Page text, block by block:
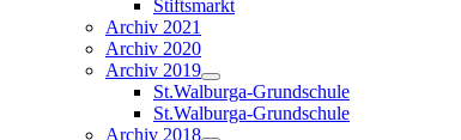
Stiftsmarkt
Archiv 2021
Archiv 2020
Archiv 2019
St.Walburga-Grundschule
St.Walburga-Grundschule
Archiv 2018